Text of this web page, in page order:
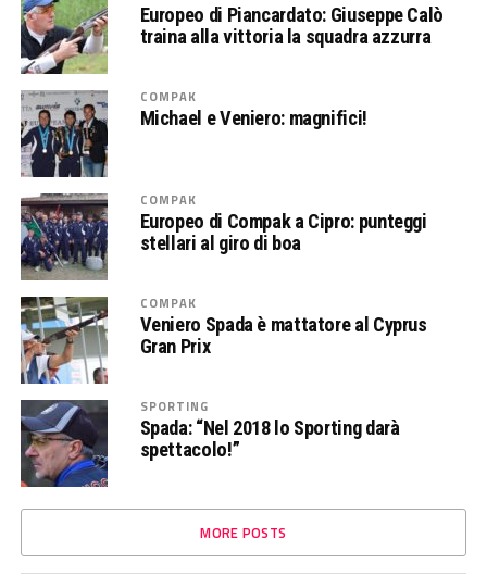
Europeo di Piancardato: Giuseppe Calò
traina alla vittoria la squadra azzurra
COMPAK
Michael e Veniero: magnifici!
COMPAK
Europeo di Compak a Cipro: punteggi
stellari al giro di boa
COMPAK
Veniero Spada è mattatore al Cyprus
Gran Prix
SPORTING
Spada: “Nel 2018 lo Sporting darà
spettacolo!”
MORE POSTS